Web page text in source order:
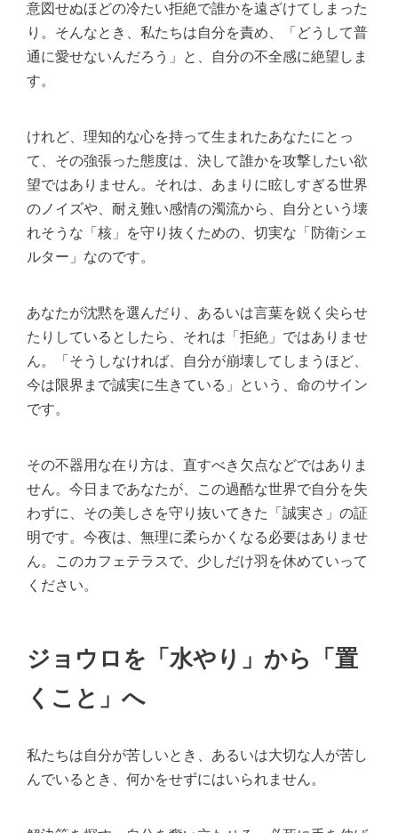
意図せぬほどの冷たい拒絶で誰かを遠ざけてしまった
り。そんなとき、私たちは自分を責め、「どうして普
通に愛せないんだろう」と、自分の不全感に絶望しま
す。
けれど、理知的な心を持って生まれたあなたにとっ
て、その強張った態度は、決して誰かを攻撃したい欲
望ではありません。それは、あまりに眩しすぎる世界
のノイズや、耐え難い感情の濁流から、自分という壊
れそうな「核」を守り抜くための、切実な「防衛シェ
ルター」なのです。
あなたが沈黙を選んだり、あるいは言葉を鋭く尖らせ
たりしているとしたら、それは「拒絶」ではありませ
ん。「そうしなければ、自分が崩壊してしまうほど、
今は限界まで誠実に生きている」という、命のサイン
です。
その不器用な在り方は、直すべき欠点などではありま
せん。今日まであなたが、この過酷な世界で自分を失
わずに、その美しさを守り抜いてきた「誠実さ」の証
明です。今夜は、無理に柔らかくなる必要はありませ
ん。このカフェテラスで、少しだけ羽を休めていって
ください。
ジョウロを「水やり」から「置
くこと」へ
私たちは自分が苦しいとき、あるいは大切な人が苦し
んでいるとき、何かをせずにはいられません。